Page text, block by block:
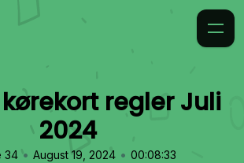
regler Juli
2024
34 • August 19, 2024 • 00:08:33